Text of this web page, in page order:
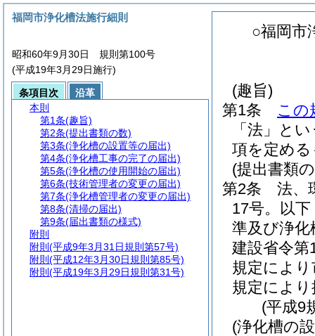
○福岡市
(趣旨)
第1条
この
「法」と
項を定め
(提出書類
第2条
法、
17号。以
準及び浄
建設省令第
規定によ
規定によ
(平成9
(浄化槽の
福岡市浄化槽法施行細則
昭和60年9月30日 規則第100号
(平成19年3月29日施行)
条項目次
沿革
本則
第1条(趣旨)
第2条(提出書類の数)
第3条(浄化槽の設置等の届出)
第4条(浄化槽工事の完了の届出)
第5条(浄化槽の使用開始の届出)
第6条(技術管理者の変更の届出)
第7条(浄化槽管理者の変更の届出)
第8条(清掃の届出)
第9条(届出書類の様式)
附則
附則 (平成9年3月31日規則第57号)
附則 (平成12年3月30日規則第85号)
附則 (平成19年3月29日規則第31号)